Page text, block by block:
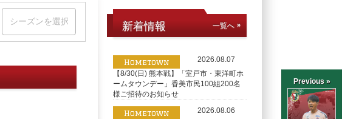
Previous »
新着情報 一覧へ »
Hometown
2026.08.07
【8/30(日) 熊本戦】「室戸市・東洋町ホ
ームタウンデー」香美市民100組200名
様ご招待のお知らせ
Hometown
2026.08.06